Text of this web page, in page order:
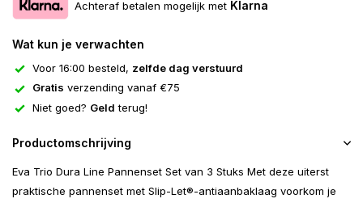
Achteraf betalen mogelijk met Klarna
Wat kun je verwachten
Voor 16:00 besteld, zelfde dag verstuurd
Gratis verzending vanaf €75
Niet goed? Geld terug!
Productomschrijving
Eva Trio Dura Line Pannenset Set van 3 Stuks Met deze uiterst
praktische pannenset met Slip-Let®-antiaanbaklaag voorkom je